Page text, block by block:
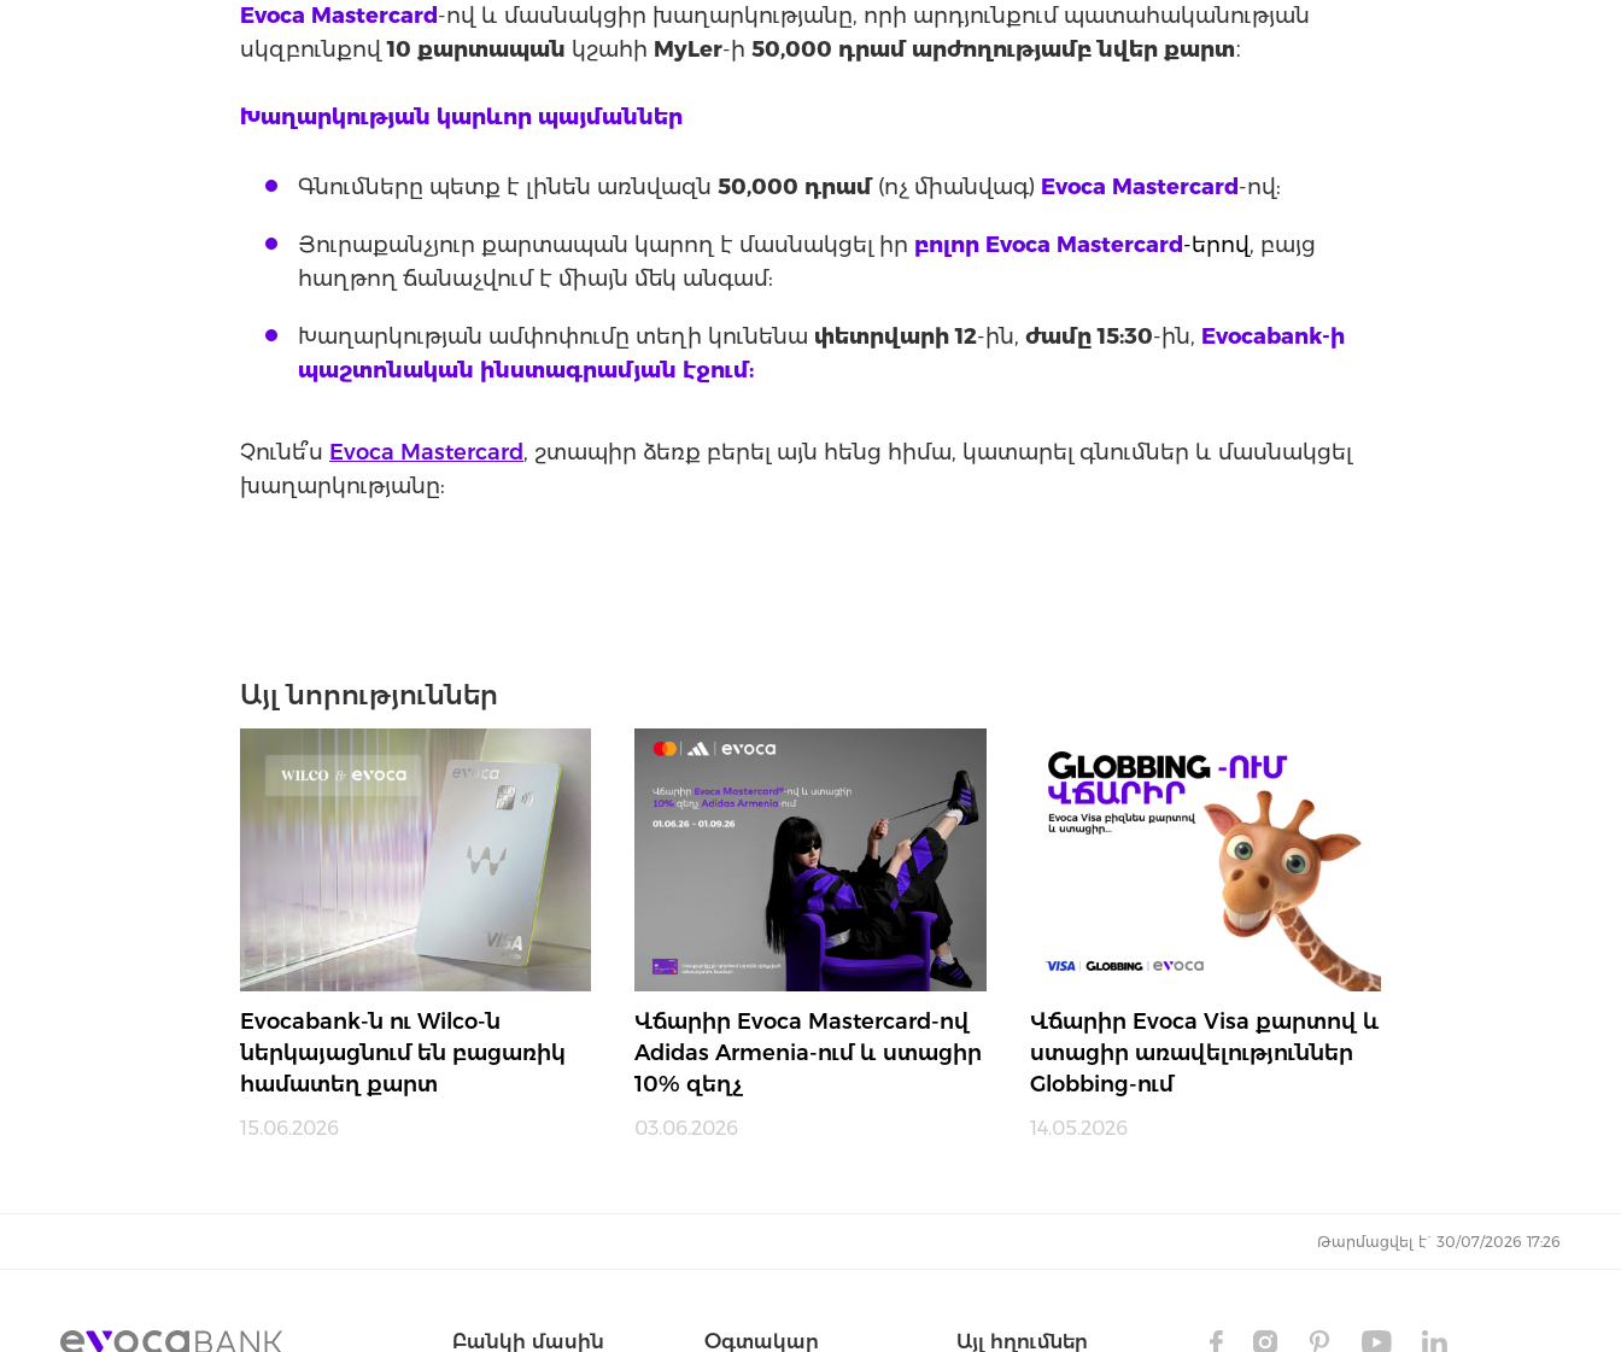
Evoca Mastercard -ով և մասնակցիր խաղարկությանը, որի արդյունքում պատահականության
սկզբունքով10 քարտապան կշահի MyLer-ի 50,000 դրամ արժողությամբ նվեր քարտ։
Խաղարկության կարևոր պայմաններ
Գնումները պետք է լինեն առնվազն 50,000 դրամ (ոչ միանվագ) Evoca Mastercard -ով:
Յուրաքանչյուր քարտապան կարող է մասնակցել իր բոլոր Evoca Mastercard -երով, բայց
հաղթող ճանաչվում է միայն մեկ անգամ:
Խաղարկության ամփոփումը տեղի կունենա փետրվարի 12-ին, ժամը 15:30-ին, Evocabank-ի
պաշտոնական ինստագրամյան էջում:
Չունե՞ս Evoca Mastercard, շտապիր ձեռք բերել այն հենց հիմա, կատարել գնումներ և մասնակցել
խաղարկությանը:
Այլ նորություններ
Evocabank-ն ու Wilco-ն
ներկայացնում են բացառիկ
համատեղ քարտ
15.06.2026
Վճարիր Evoca Mastercard-ով
Adidas Armenia-ում և ստացիր
10% զեղչ
03.06.2026
Վճարիր Evoca Visa քարտով և
ստացիր առավելություններ
Globbing-ում
14.05.2026
Թարմացվել է` 30/07/2026 17:26
Բանկի մասին
Օգտակար
Այլ հղումներ